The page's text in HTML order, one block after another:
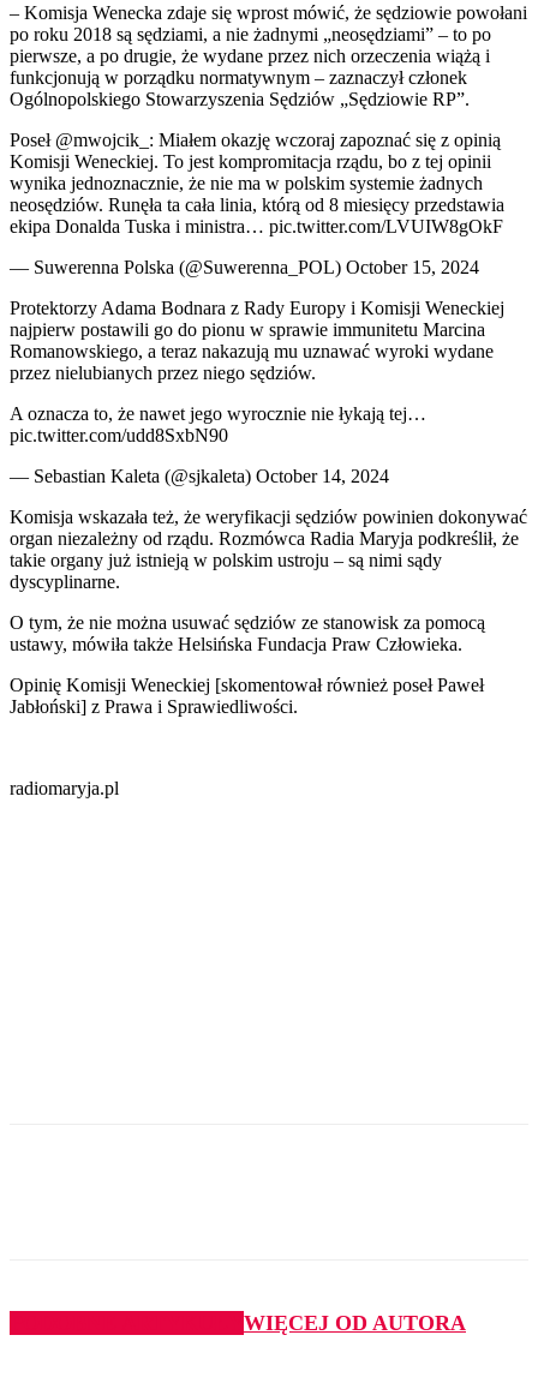
– Komisja Wenecka zdaje się wprost mówić, że sędziowie powołani
po roku 2018 są sędziami, a nie żadnymi „neosędziami” – to po
pierwsze, a po drugie, że wydane przez nich orzeczenia wiążą i
funkcjonują w porządku normatywnym – zaznaczył członek
Ogólnopolskiego Stowarzyszenia Sędziów „Sędziowie RP”.
Poseł @mwojcik_: Miałem okazję wczoraj zapoznać się z opinią
Komisji Weneckiej. To jest kompromitacja rządu, bo z tej opinii
wynika jednoznacznie, że nie ma w polskim systemie żadnych
neosędziów. Runęła ta cała linia, którą od 8 miesięcy przedstawia
ekipa Donalda Tuska i ministra… pic.twitter.com/LVUIW8gOkF
— Suwerenna Polska (@Suwerenna_POL) October 15, 2024
Protektorzy Adama Bodnara z Rady Europy i Komisji Weneckiej
najpierw postawili go do pionu w sprawie immunitetu Marcina
Romanowskiego, a teraz nakazują mu uznawać wyroki wydane
przez nielubianych przez niego sędziów.
A oznacza to, że nawet jego wyrocznie nie łykają tej…
pic.twitter.com/udd8SxbN90
— Sebastian Kaleta (@sjkaleta) October 14, 2024
Komisja wskazała też, że weryfikacji sędziów powinien dokonywać
organ niezależny od rządu. Rozmówca Radia Maryja podkreślił, że
takie organy już istnieją w polskim ustroju – są nimi sądy
dyscyplinarne.
O tym, że nie można usuwać sędziów ze stanowisk za pomocą
ustawy, mówiła także Helsińska Fundacja Praw Człowieka.
Opinię Komisji Weneckiej [skomentował również poseł Paweł
Jabłoński] z Prawa i Sprawiedliwości.
radiomaryja.pl
WIĘCEJ OD AUTORA